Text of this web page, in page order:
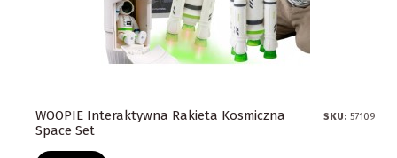
WOOPIE Interaktywna Rakieta Kosmiczna
Space Set
SKU: 57109